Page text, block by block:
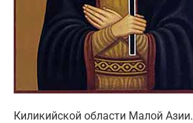
Киликийской области Малой